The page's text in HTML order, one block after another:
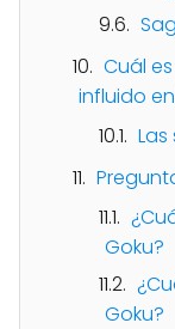
Cuál
influido
Goku?
Goku?